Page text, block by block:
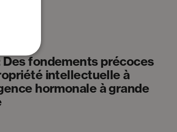
Des fondements précoces
intellectuelle à
hormonale à grande